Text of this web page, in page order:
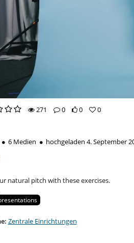
271
0
0
0
6 Medien hochgeladen 4. September
natural pitch with these exercises.
Zentrale Einrichtungen